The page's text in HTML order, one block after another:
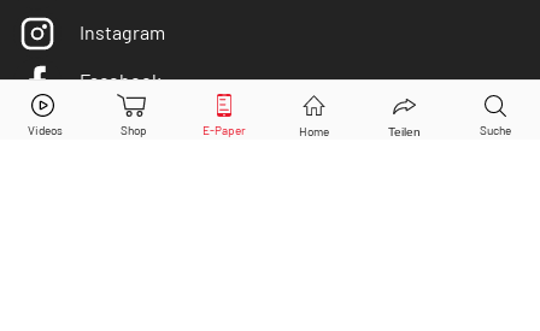
Beyond MeatAktie jetzt handeln?
Instagram
Facebook
Twitter